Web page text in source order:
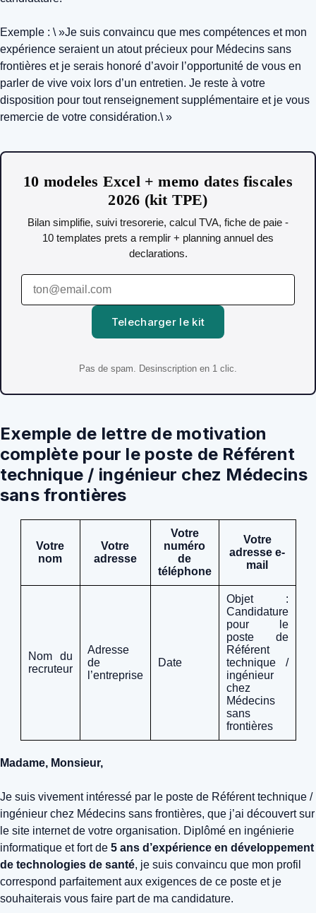
Exemple : \ »Je suis convaincu que mes compétences et mon
expérience seraient un atout précieux pour Médecins sans
frontières et je serais honoré d’avoir l’opportunité de vous en
parler de vive voix lors d’un entretien. Je reste à votre
disposition pour tout renseignement supplémentaire et je vous
remercie de votre considération.\ »
10 modeles Excel + memo dates fiscales
2026 (kit TPE)
Bilan simplifie, suivi tresorerie, calcul TVA, fiche de paie -
10 templates prets a remplir + planning annuel des
declarations.
Telecharger le kit
Pas de spam. Desinscription en 1 clic.
Exemple de lettre de motivation
complète pour le poste de Référent
technique / ingénieur chez Médecins
sans frontières
Votre
nom
Votre
adresse
Votre
numéro
de
téléphone
Votre
adresse e-
mail
Nom du
recruteur
Adresse
de
l’entreprise
Date
Objet :
Candidature
pour le
poste de
Référent
technique /
ingénieur
chez
Médecins
sans
frontières
Madame, Monsieur,
Je suis vivement intéressé par le poste de Référent technique /
ingénieur chez Médecins sans frontières, que j’ai découvert sur
le site internet de votre organisation. Diplômé en ingénierie
informatique et fort de 5 ans d’expérience en développement
de technologies de santé, je suis convaincu que mon profil
correspond parfaitement aux exigences de ce poste et je
souhaiterais vous faire part de ma candidature.